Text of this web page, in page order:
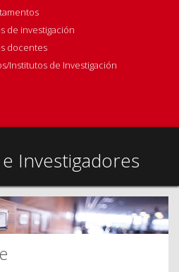
de investigación
docentes
Institutos de Investigación
Investigadores